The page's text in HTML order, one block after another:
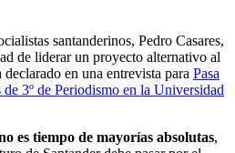
santanderinos, Pedro Casares,
de liderar un proyecto alternativo al
en una entrevista para Pasa
3º de Periodismo en la Universidad
es tiempo de mayorías absolutas,